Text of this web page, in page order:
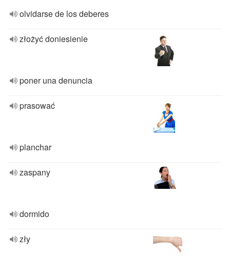
olvidarse de los deberes
złożyć doniesienie
poner una denuncia
prasować
planchar
zaspany
dormido
zły